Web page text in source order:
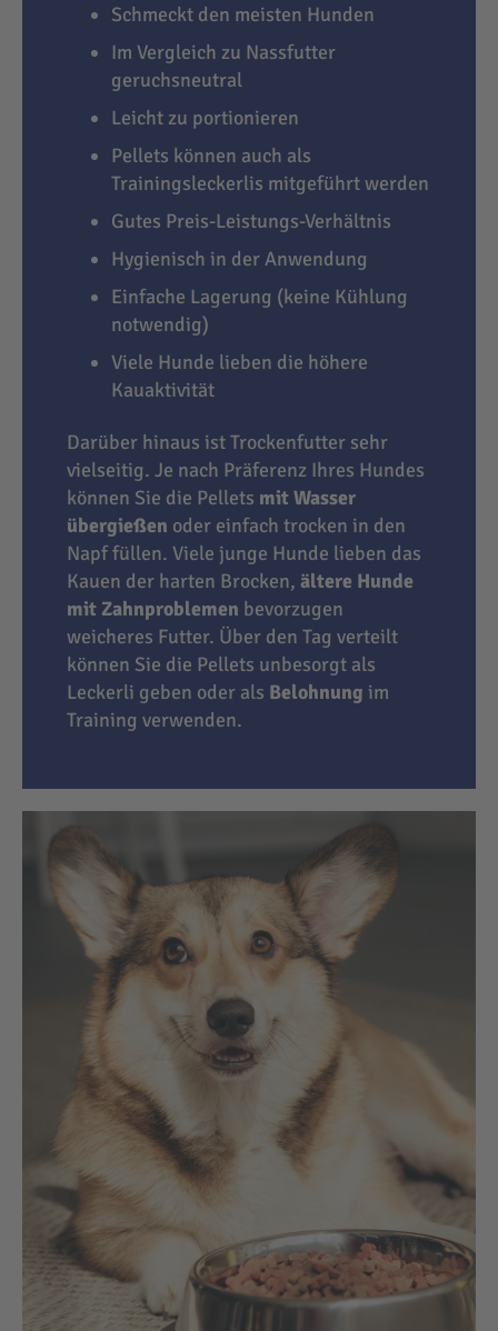
Schmeckt den meisten Hunden
Im Vergleich zu Nassfutter
geruchsneutral
Leicht zu portionieren
Pellets können auch als
Trainingsleckerlis mitgeführt werden
Gutes Preis-Leistungs-Verhältnis
Hygienisch in der Anwendung
Einfache Lagerung (keine Kühlung
notwendig)
Viele Hunde lieben die höhere
Kauaktivität
Darüber hinaus ist Trockenfutter sehr
vielseitig. Je nach Präferenz Ihres Hundes
können Sie die Pellets mit Wasser
übergießen oder einfach trocken in den
Napf füllen. Viele junge Hunde lieben das
Kauen der harten Brocken, ältere Hunde
mit Zahnproblemen bevorzugen
weicheres Futter. Über den Tag verteilt
können Sie die Pellets unbesorgt als
Leckerli geben oder als Belohnung im
Training verwenden.